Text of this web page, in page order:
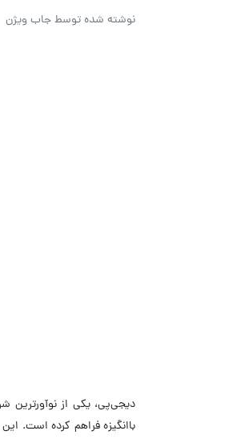
نوشته شده توسطجاب ویژن
دیجی‌پی، یکی از نوآورترین
باانگیزه فراهم کرده است.